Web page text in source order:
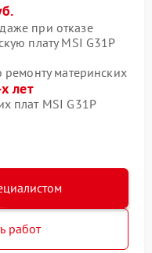
даже при отказе
плату MSI G31P
материнских
лет
плат MSI G31P
работ